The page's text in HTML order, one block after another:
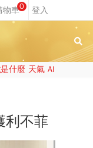
0
什麼 天氣 AI
利不菲